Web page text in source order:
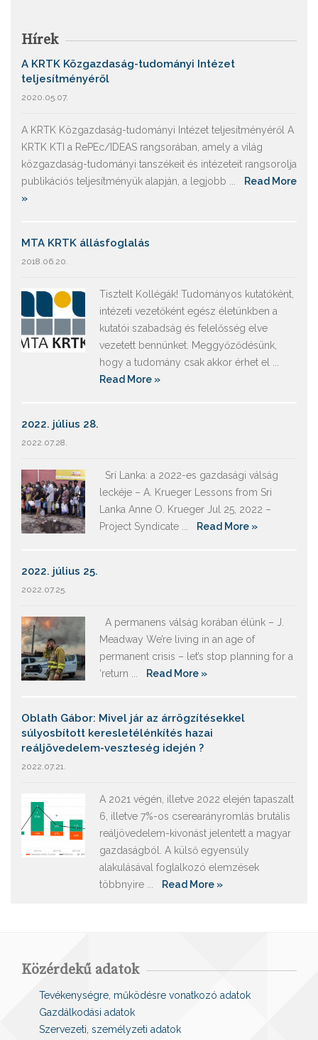
Hírek
A KRTK Közgazdaság-tudományi Intézet
teljesítményéről
2020.05.07.
A KRTK Közgazdaság-tudományi Intézet teljesítményéről A
KRTK KTI a RePEc/IDEAS rangsorában, amely a világ
közgazdaság-tudományi tanszékeit és intézeteit rangsorolja
publikációs teljesítményük alapján, a legjobb ...
Read More
»
MTA KRTK állásfoglalás
2018.06.20.
Tisztelt Kollégák! Tudományos kutatóként,
intézeti vezetőként egész életünkben a
kutatói szabadság és felelősség elve
vezetett bennünket. Meggyőződésünk,
hogy a tudomány csak akkor érhet el ...
Read More »
2022. július 28.
2022.07.28.
Srí Lanka: a 2022-es gazdasági válság
leckéje – A. Krueger Lessons from Sri
Lanka Anne O. Krueger Jul 25, 2022 –
Project Syndicate ...
Read More »
2022. július 25.
2022.07.25.
A permanens válság korában élünk – J.
Meadway We’re living in an age of
permanent crisis – let’s stop planning for a
‘return ...
Read More »
Oblath Gábor: Mivel jár az árrögzítésekkel
súlyosbított keresletélénkítés hazai
reáljövedelem-veszteség idején ?
2022.07.21.
A 2021 végén, illetve 2022 elején tapaszalt
6, illetve 7%-os cserearányromlás brutális
reáljövedelem-kivonást jelentett a magyar
gazdaságból. A külső egyensúly
alakulásával foglalkozó elemzések
többnyire ...
Read More »
Közérdekű adatok
Tevékenységre, működésre vonatkozó adatok
Gazdálkodási adatok
Szervezeti, személyzeti adatok